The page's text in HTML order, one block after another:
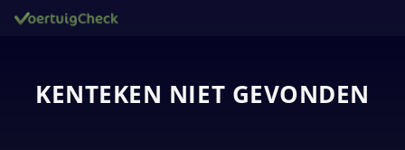
KENTEKEN NIET GEVONDEN